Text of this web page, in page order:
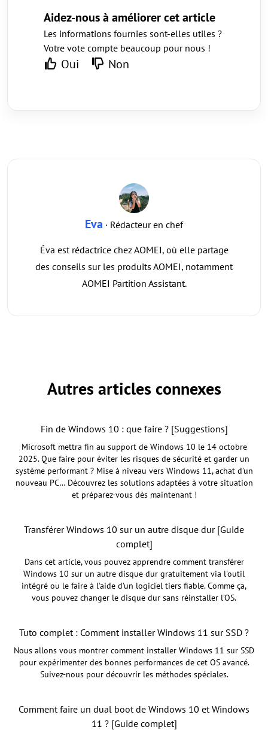
Aidez-nous à améliorer cet article
Les informations fournies sont-elles utiles ?
Votre vote compte beaucoup pour nous !
Oui Non
Eva · Rédacteur en chef
Éva est rédactrice chez AOMEI, où elle partage
des conseils sur les produits AOMEI, notamment
AOMEI Partition Assistant.
Autres articles connexes
Fin de Windows 10 : que faire ? [Suggestions]
Microsoft mettra fin au support de Windows 10 le 14 octobre
2025. Que faire pour éviter les risques de sécurité et garder un
système performant ? Mise à niveau vers Windows 11, achat d’un
nouveau PC… Découvrez les solutions adaptées à votre situation
et préparez-vous dès maintenant !
Transférer Windows 10 sur un autre disque dur [Guide
complet]
Dans cet article, vous pouvez apprendre comment transférer
Windows 10 sur un autre disque dur gratuitement via l'outil
intégré ou le faire à l’aide d’un logiciel tiers fiable. Comme ça,
vous pouvez changer le disque dur sans réinstaller l’OS.
Tuto complet : Comment installer Windows 11 sur SSD ?
Nous allons vous montrer comment installer Windows 11 sur SSD
pour expérimenter des bonnes performances de cet OS avancé.
Suivez-nous pour découvrir les méthodes spéciales.
Comment faire un dual boot de Windows 10 et Windows
11 ? [Guide complet]